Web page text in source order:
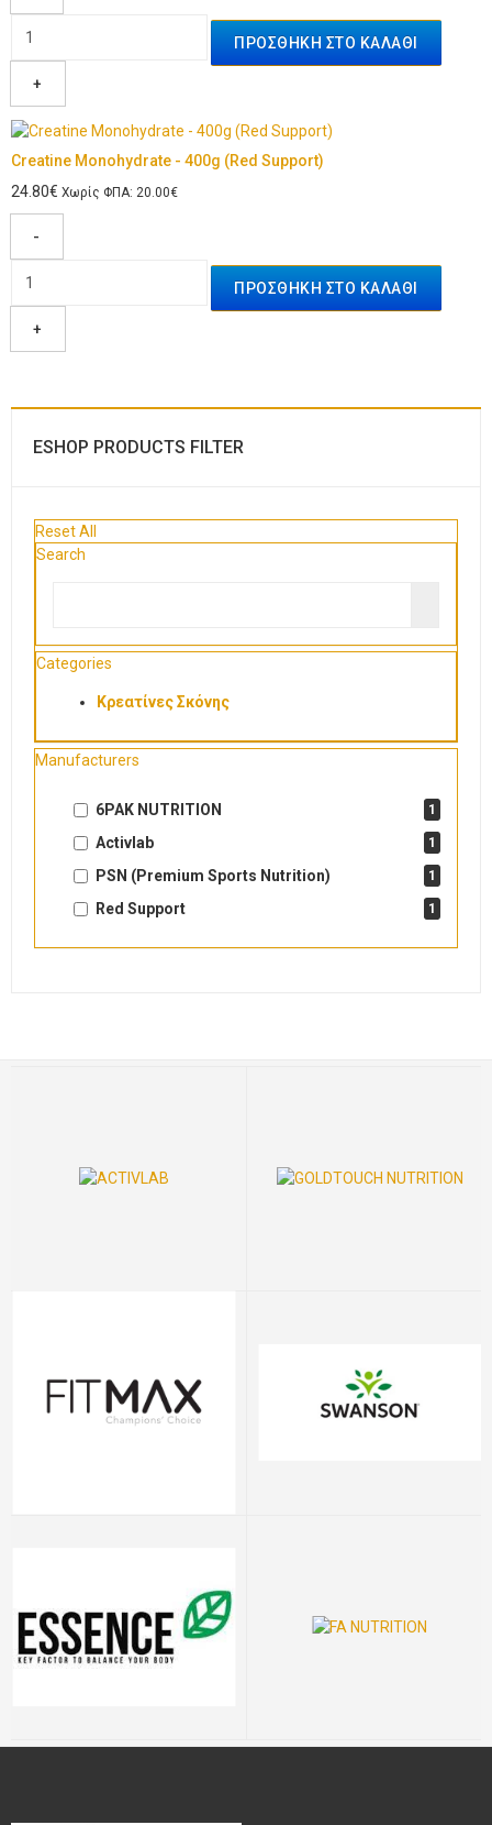
+
Creatine Monohydrate - 400g (Red Support)
24.80€ Χωρίς ΦΠΑ: 20.00€
-
+
ESHOP PRODUCTS FILTER
Reset All
Search
Categories
Κρεατίνες Σκόνης
Manufacturers
6PAK NUTRITION 1
Activlab 1
PSN (Premium Sports Nutrition) 1
Red Support 1